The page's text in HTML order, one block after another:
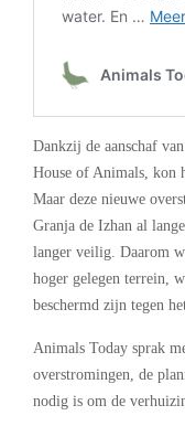
Dankzij de aanschaf
House of Animals, kon
Maar deze nieuwe
Granja de Izhan al
langer veilig. Daarom
hoger gelegen terrein,
beschermd zijn tegen
Animals Today sprak
overstromingen, de
nodig is om de